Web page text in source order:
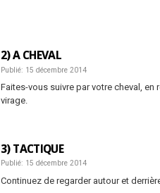
2) A CHEVAL
Publié: 15 décembre 2014
Faites-vous suivre par votre cheval, en
virage.
3) TACTIQUE
Publié: 15 décembre 2014
Continuez de regarder autour et